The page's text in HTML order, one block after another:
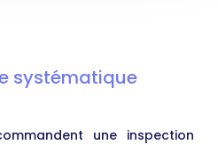
systématique
une inspection